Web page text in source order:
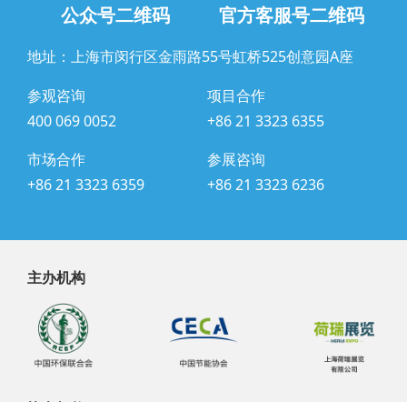
公众号二维码 官方客服号二维码
地址：上海市闵行区金雨路55号虹桥525创意园A座
参观咨询
400 069 0052
项目合作
+86 21 3323 6355
市场合作
+86 21 3323 6359
参展咨询
+86 21 3323 6236
主办机构